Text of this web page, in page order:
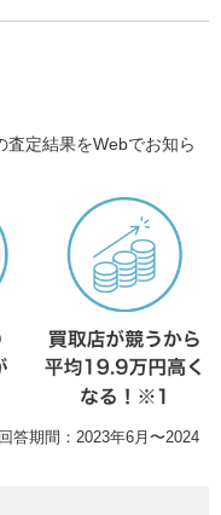
査定結果をWebでお知ら
答期間：2023年6月〜2024